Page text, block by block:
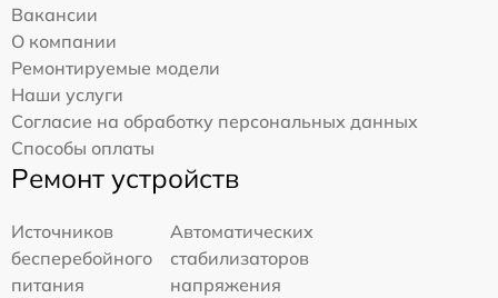
Вакансии
О компании
Ремонтируемые модели
Наши услуги
Согласие на обработку персональных данных
Способы оплаты
Ремонт устройств
Источников
бесперебойного
питания
Автоматических
стабилизаторов
напряжения